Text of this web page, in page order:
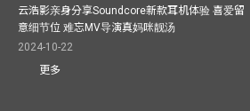
云浩影亲身分享Soundcore新款耳机体验 喜爱留
意细节位 难忘MV导演真妈咪靓汤
2024-10-22
更多